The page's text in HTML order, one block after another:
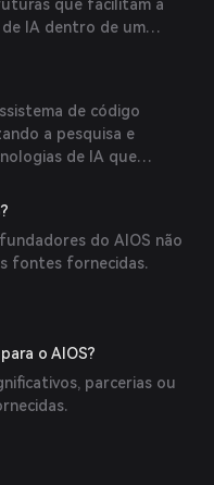
que facilitam a
IA dentro de um
de código
a pesquisa e
de IA que
e eficiente.
do AIOS não
fontes fornecidas.
o AIOS?
parcerias ou